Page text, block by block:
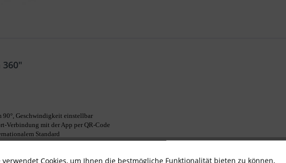
Geschwindigkeit einstellbar
Verbindung mit der App per QR-Code
Standard
Alarm per E-Mail
Aktiv
verwendet Cookies, um Ihnen die bestmögliche Funktionalität bieten zu können.